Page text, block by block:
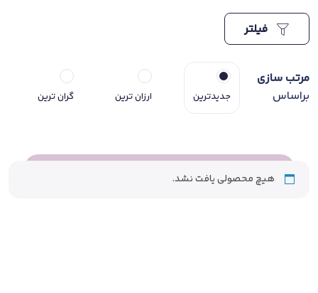
مرتب سازی
براساس
جدیدترین ارزان ترین گران ترین
هیچ محصولی یافت نشد.